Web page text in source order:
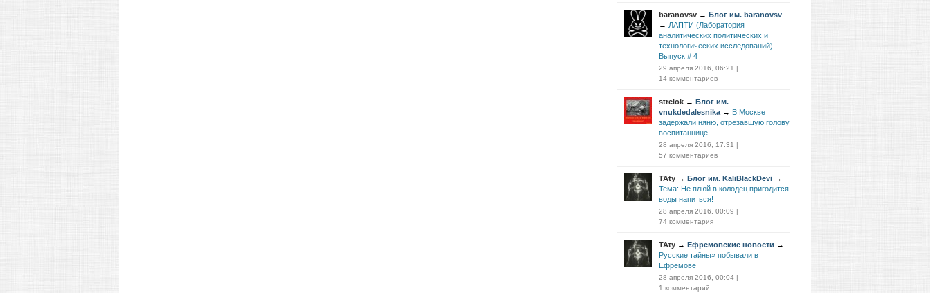
baranovsv → Блог им. baranovsv
→ ЛАПТИ (Лаборатория
аналитических политических и
технологических исследований)
Выпуск # 4
29 апреля 2016, 06:21 |
14 комментариев
strelok → Блог им.
vnukdedalesnika → В Москве
задержали няню, отрезавшую голову
воспитаннице
28 апреля 2016, 17:31 |
57 комментариев
TAty → Блог им. KaliBlackDevi →
Тема: Не плюй в колодец пригодится
воды напиться!
28 апреля 2016, 00:09 |
74 комментария
TAty → Ефремовские новости →
Русские тайны» побывали в
Ефремове
28 апреля 2016, 00:04 |
1 комментарий